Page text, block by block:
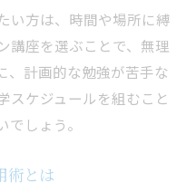
法書士講座の落とし
ングで選ぶ初学者講
い方は、時間や場所に縛
講座を選ぶことで、無理
、計画的な勉強が苦手な
スケジュールを組むこと
しょう。
術とは